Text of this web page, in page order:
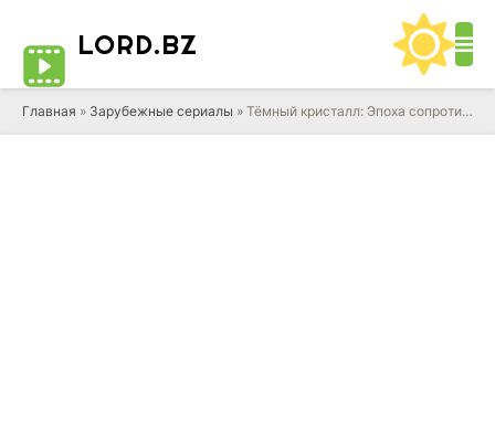
LORD.BZ
Главная » Зарубежные сериалы » Тёмный кристалл: Эпоха сопротивления